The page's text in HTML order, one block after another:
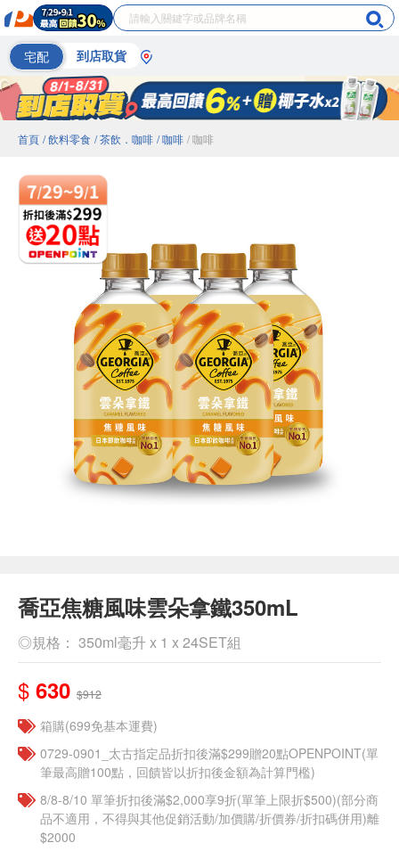
宅配 到店取貨
首頁 / 飲料零食 / 茶飲．咖啡 / 咖啡 / 咖啡
喬亞焦糖風味雲朵拿鐵350mL
◎規格： 350ml毫升 x 1 x 24SET組
$ 630 $912
箱購(699免基本運費)
0729-0901_太古指定品折扣後滿$299贈20點OPENPOINT(單
筆最高贈100點，回饋皆以折扣後金額為計算門檻)
8/8-8/10 單筆折扣後滿$2,000享9折(單筆上限折$500)(部分商
品不適用，不得與其他促銷活動/加價購/折價券/折扣碼併用)離
$2000